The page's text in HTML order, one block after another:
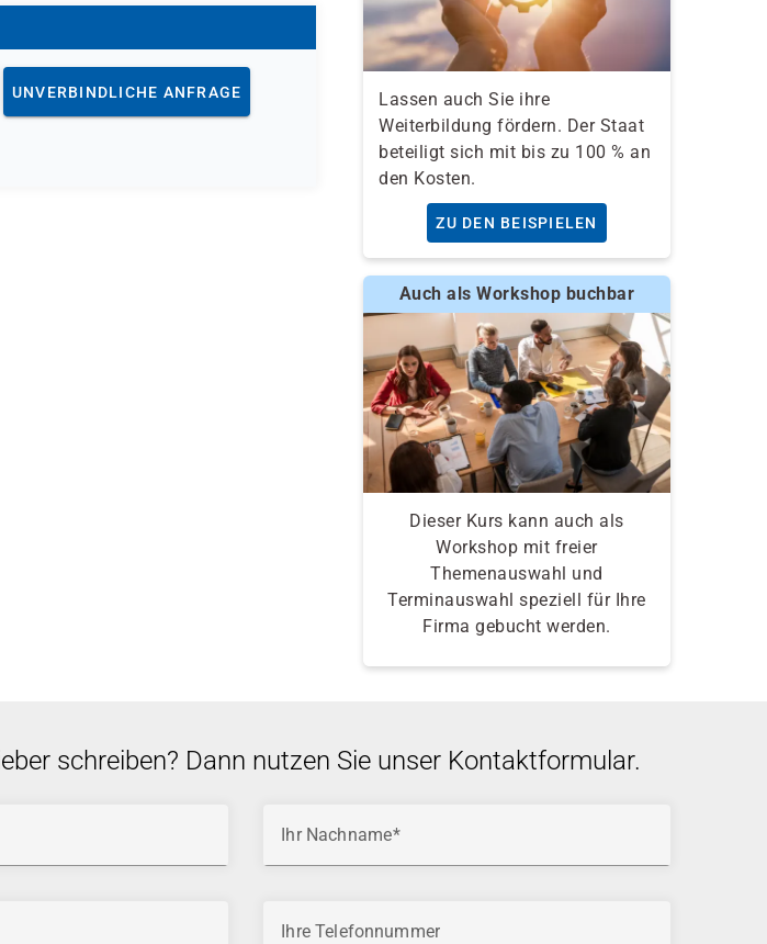
UNVERBINDLICHE ANFRAGE
Lassen auch Sie ihre
Weiterbildung fördern. Der Staat
beteiligt sich mit bis zu 100 % an
den Kosten.
ZU DEN BEISPIELEN
Auch als Workshop buchbar
Dieser Kurs kann auch als
Workshop mit freier
Themenauswahl und
Terminauswahl speziell für Ihre
Firma gebucht werden.
schreiben? Dann nutzen Sie unser Kontaktformular.
Ihr Nachname
Ihre Telefonnummer